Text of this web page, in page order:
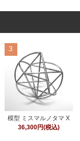
3
模型 ミスマルノタマ X
36,300円(税込)